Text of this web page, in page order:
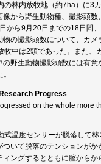
の林内放牧地（約7ha）に3
像から野生動物種、撮影頭
から9月20日までの18日間
物の撮影頭数について、カ
牧中は2頭であった。また
の野生動物撮影頭数には有
Progress
on the whole more
式温度センサーが脱落して
ついて脱落のテンションが
ィングするとともに腟から